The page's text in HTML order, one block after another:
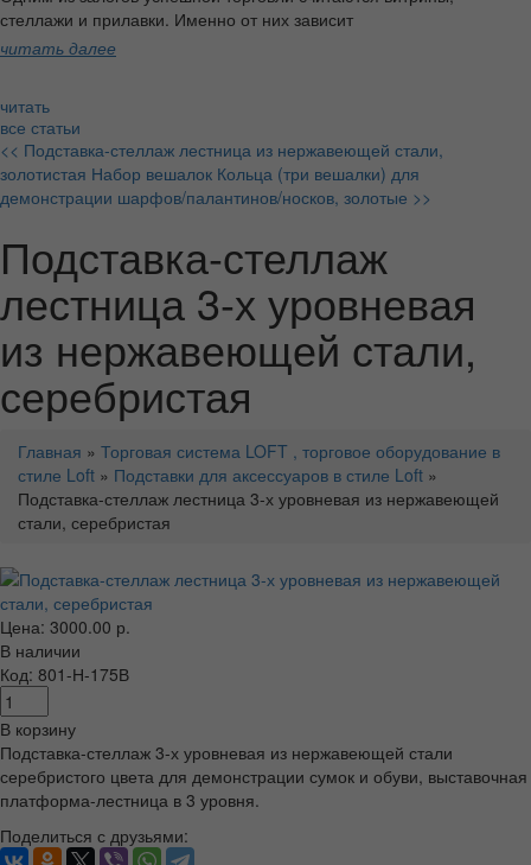
стеллажи и прилавки. Именно от них зависит
читать далее
читать
все статьи
<< Подставка-стеллаж лестница из нержавеющей стали,
золотистая Набор вешалок Кольца (три вешалки) для
демонстрации шарфов/палантинов/носков, золотые >>
Подставка-стеллаж
лестница 3-х уровневая
из нержавеющей стали,
серебристая
Главная » Торговая система LOFT , торговое оборудование в
стиле Loft » Подставки для аксессуаров в стиле Loft »
Подставка-стеллаж лестница 3-х уровневая из нержавеющей
стали, серебристая
Цена: 3000.00 р.
В наличии
Код: 801-Н-175В
В корзину
Подставка-стеллаж 3-х уровневая из нержавеющей стали
серебристого цвета для демонстрации сумок и обуви, выставочная
платформа-лестница в 3 уровня.
Поделиться с друзьями: